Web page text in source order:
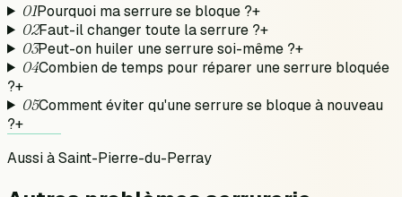
01Pourquoi ma serrure se bloque ?+
02Faut-il changer toute la serrure ?+
03Peut-on huiler une serrure soi-même ?+
04Combien de temps pour réparer une serrure bloquée
?+
05Comment éviter qu'une serrure se bloque à nouveau
?+
Aussi àSaint-Pierre-du-Perray